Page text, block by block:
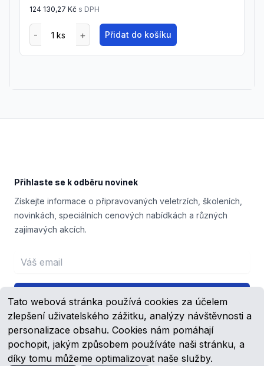
Tato webová stránka používá cookies za účelem
zlepšení uživatelského zážitku, analýzy návštěvnosti a
personalizace obsahu. Cookies nám pomáhají
pochopit, jakým způsobem používáte naši stránku, a
díky tomu můžeme optimalizovat naše služby.
124 130,27 Kč s DPH
Přidat do košíku
Přihlaste se k odběru novinek
Získejte informace o připravovaných veletrzích, školeních,
novinkách, speciálních cenových nabídkách a různých
zajímavých akcích.
Email address
Přihlášení
FacebookYouTube